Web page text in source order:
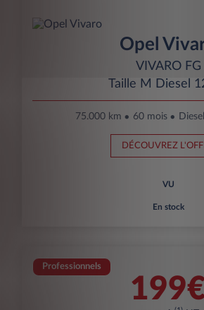
Opel
VIVARO FG
Taille M Diesel
75.000 km 60 mois Diesel
DÉCOUVREZ
VU
En stock
Professionnels